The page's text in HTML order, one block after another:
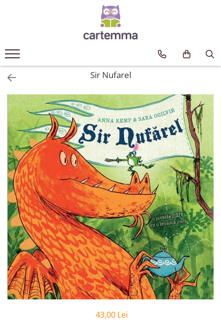
Tematică
Craciun
Activități
Artă
Atlase si enciclopedii
Carte de bucate
Călătorie
Educație
Educație financiară
Hobby si craft
Inteligenta emotionala
Limbi străine
Muzicale
Poezii
Povești
Reviste
Știință si natură
Vârstă
0-2 ani
10+ ani
Sir Nufarel
43,00 Lei